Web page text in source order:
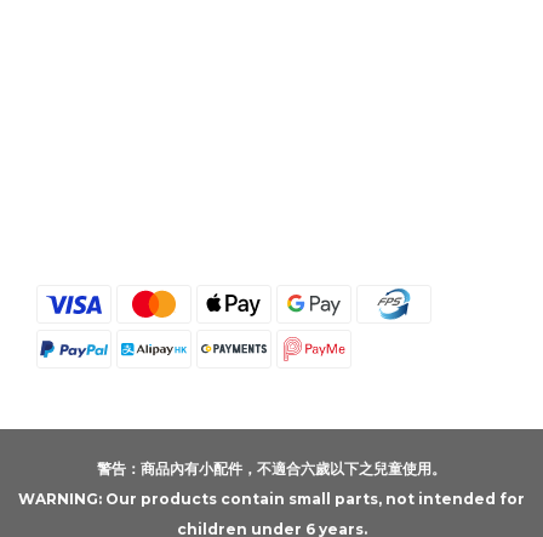
警告：商品內有小配件，不適合六歲以下之兒童使用。
WARNING: Our products contain small parts, not intended for
children under 6 years.